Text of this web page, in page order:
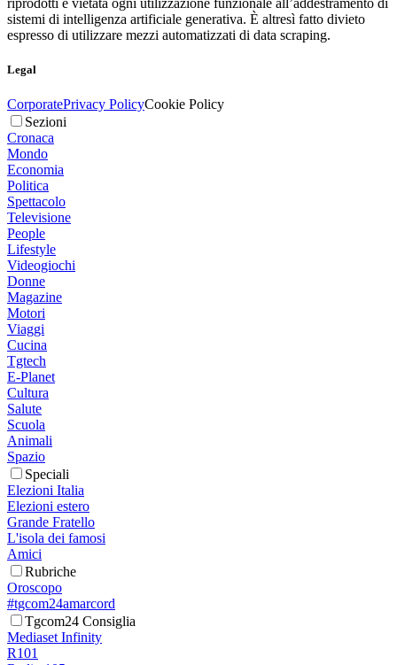
sistemi di intelligenza artificiale generativa. È altresì fatto divieto
espresso di utilizzare mezzi automatizzati di data scraping.
Legal
CorporatePrivacy PolicyCookie Policy
Sezioni
Cronaca
Mondo
Economia
Politica
Spettacolo
Televisione
People
Lifestyle
Videogiochi
Donne
Magazine
Motori
Viaggi
Cucina
Tgtech
E-Planet
Cultura
Salute
Scuola
Animali
Spazio
Speciali
Elezioni Italia
Elezioni estero
Grande Fratello
L'isola dei famosi
Amici
Rubriche
Oroscopo
#tgcom24amarcord
Tgcom24 Consiglia
Mediaset Infinity
R101